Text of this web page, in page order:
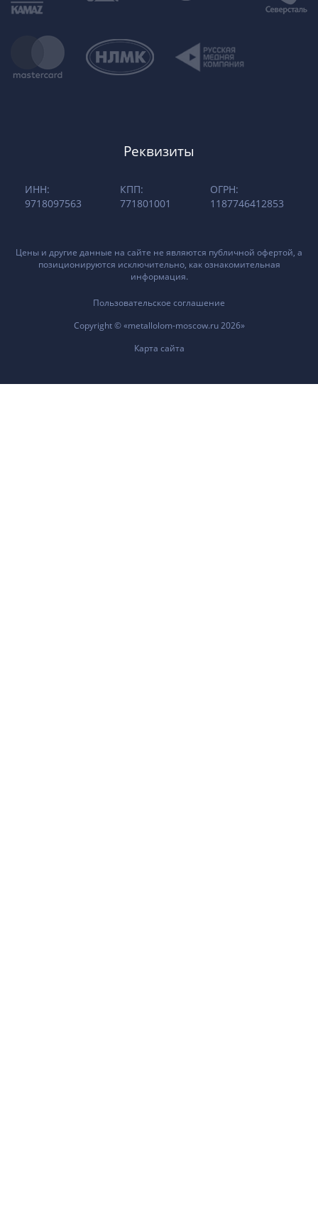
Реквизиты
ИНН:
9718097563
КПП:
771801001
ОГРН:
1187746412853
Цены и другие данные на сайте не являются публичной офертой, а
позиционируются исключительно, как ознакомительная
информация.
Пользовательское соглашение
Copyright © «metallolom-moscow.ru 2026»
Карта сайта